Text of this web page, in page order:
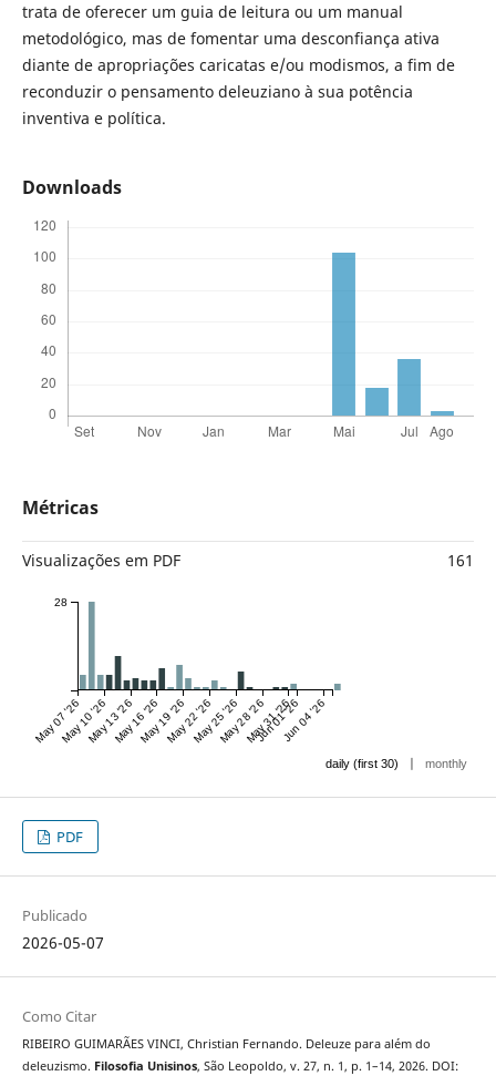
trata de oferecer um guia de leitura ou um manual
metodológico, mas de fomentar uma desconfiança ativa
diante de apropriações caricatas e/ou modismos, a fim de
reconduzir o pensamento deleuziano à sua potência
inventiva e política.
Downloads
Métricas
Visualizações em PDF 161
May 07 '26May 10 '26May 13 '26May 16 '26May 19 '26May 22 '26May 25 '26May 28 '26May 31 '26
Jun 01 '26Jun 04 '26
28
daily (first 30) | monthly
PDF
Publicado
2026-05-07
Como Citar
RIBEIRO GUIMARÃES VINCI, Christian Fernando. Deleuze para além do
deleuzismo. Filosofia Unisinos, São Leopoldo, v. 27, n. 1, p. 1–14, 2026. DOI: